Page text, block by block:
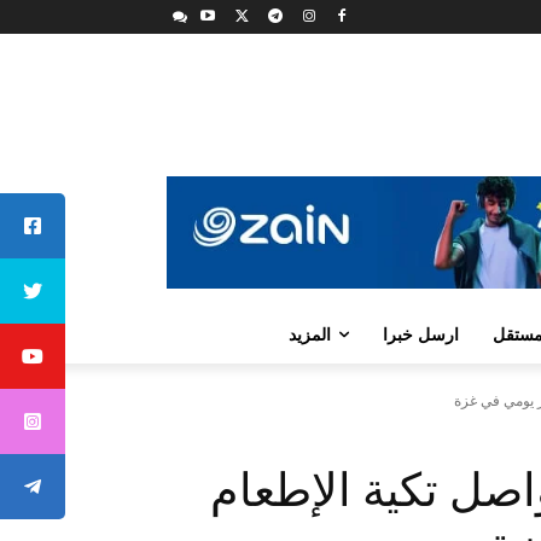
ارسل خبرا المزيد
يومي في غزة
تكية الإطعام